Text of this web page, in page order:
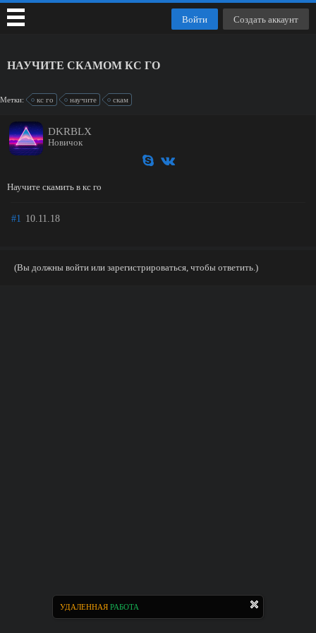
УДАЛЕННАЯ РАБОТА
НАУЧИТЕ СКАМОМ КС ГО
Метки: кс го научите скам
DKRBLX
Новичок
Научите скамить в кс го
#1 10.11.18
(Вы должны войти или зарегистрироваться, чтобы ответить.)
Войти Создать аккаунт